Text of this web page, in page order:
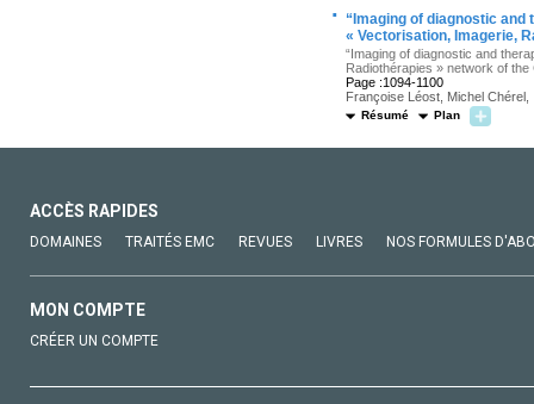
· “Imaging of diagnostic
« Vectorisation, Imagerie,
“Imaging of diagnostic and
Radiothérapies » network of
Page :1094-1100
Françoise Léost, Michel
Résumé Plan
ACCÈS RAPIDES
DOMAINES TRAITÉS EMC REVUES LIVRES NOS FORMULES
MON COMPTE
CRÉER UN COMPTE